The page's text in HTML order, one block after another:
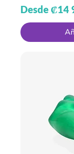
Desde ₡14
Precio de